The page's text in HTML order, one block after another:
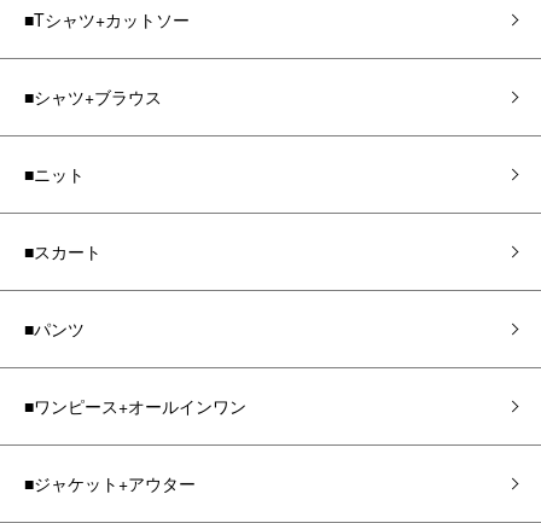
■Tシャツ+カットソー
■シャツ+ブラウス
■ニット
■スカート
■パンツ
■ワンピース+オールインワン
■ジャケット+アウター